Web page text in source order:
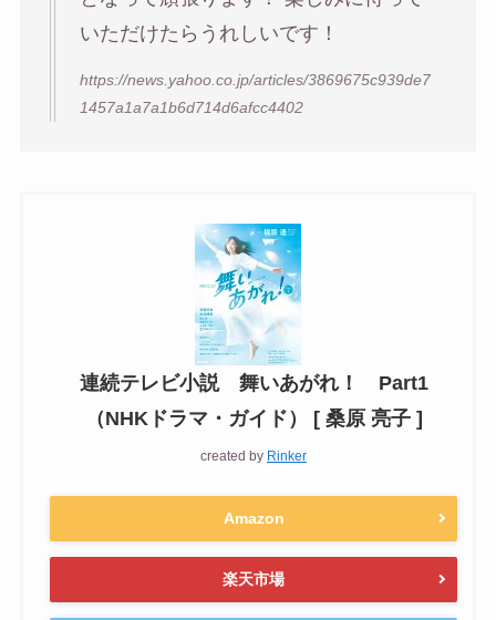
いただけたらうれしいです！
https://news.yahoo.co.jp/articles/3869675c939de7
1457a1a7a1b6d714d6afcc4402
連続テレビ小説 舞いあがれ！ Part1
（NHKドラマ・ガイド） [ 桑原 亮子 ]
created by Rinker
Amazon
楽天市場